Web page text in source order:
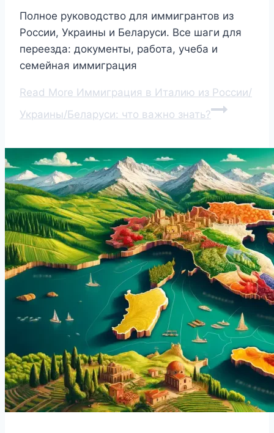
Полное руководство для иммигрантов из
России, Украины и Беларуси. Все шаги для
переезда: документы, работа, учеба и
семейная иммиграция
Read More Иммиграция в Италию из России/
Украины/Беларуси: что важно знать?